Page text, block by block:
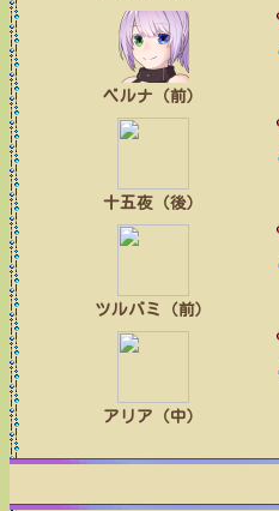
ベルナ（前）
十五夜（後）
ツルバミ（前）
アリア（中）